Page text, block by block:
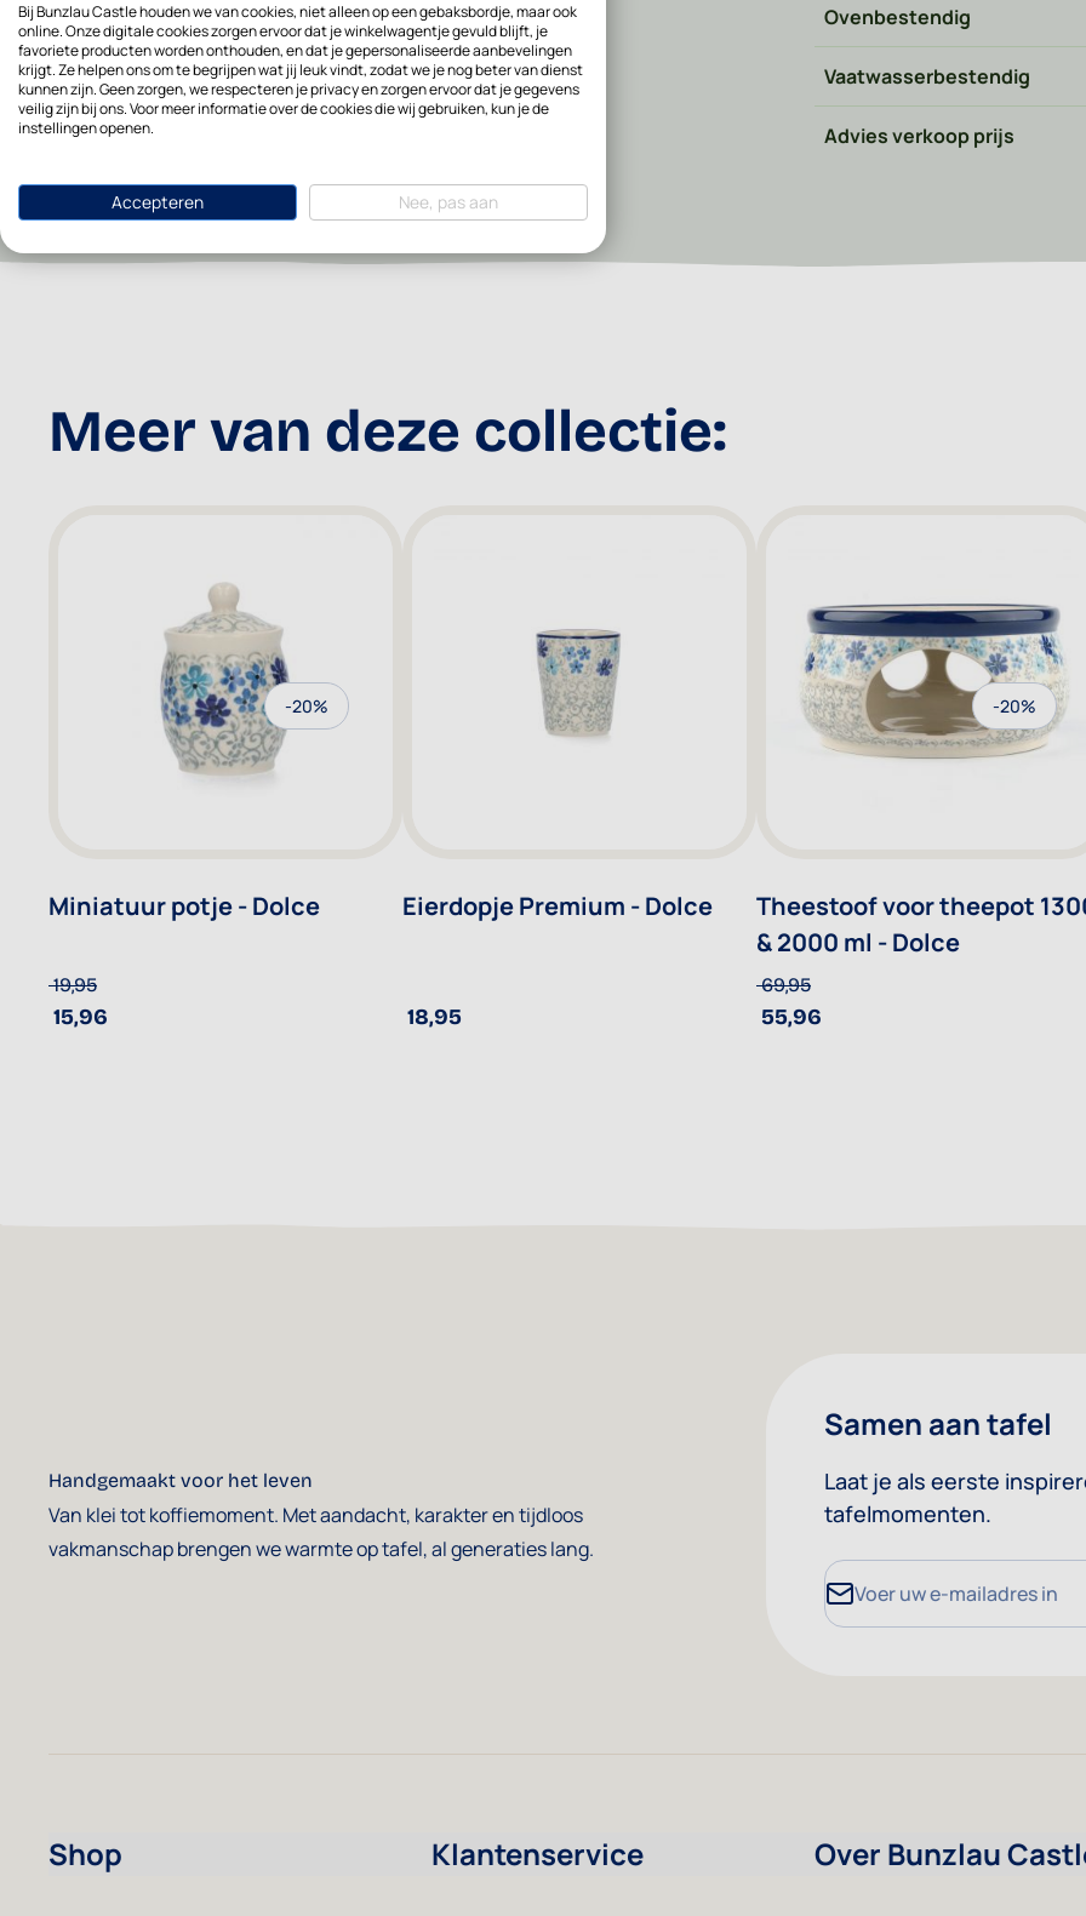
Ovenbestendig
Vaatwasserbestendig
Advies verkoop prijs
Meer van deze collectie:
-20%
Miniatuur potje - Dolce
15,96
19,95
Eierdopje Premium - Dolce
18,95
-20%
Theestoof voor theepot
& 2000 ml - Dolce
55,96
69,95
Handgemaakt voor het leven
Van klei tot koffiemoment. Met aandacht, karakter en tijdloos
vakmanschap brengen we warmte op tafel, al generaties lang.
Samen aan tafel
Laat je als eerste
tafelmomenten.
E-mailadres
Shop Klantenservice Over Bunzlau
Bij Bunzlau Castle houden we van cookies, niet alleen op een gebaksbordje, maar ook
online. Onze digitale cookies zorgen ervoor dat je winkelwagentje gevuld blijft, je
favoriete producten worden onthouden, en dat je gepersonaliseerde aanbevelingen
krijgt. Ze helpen ons om te begrijpen wat jij leuk vindt, zodat we je nog beter van dienst
kunnen zijn. Geen zorgen, we respecteren je privacy en zorgen ervoor dat je gegevens
veilig zijn bij ons. Voor meer informatie over de cookies die wij gebruiken, kun je de
instellingen openen.
Accepteren Nee, pas aan